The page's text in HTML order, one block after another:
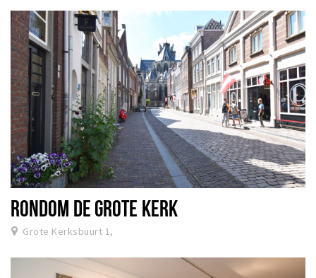
RONDOM DE GROTE KERK
Grote Kerksbuurt 1,